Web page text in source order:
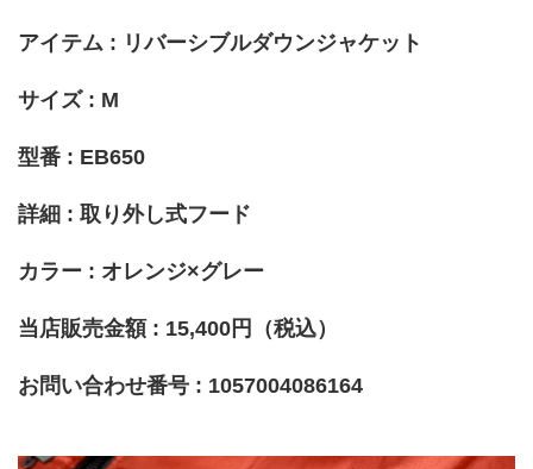
アイテム : リバーシブルダウンジャケット
サイズ : M
型番 : EB650
詳細 : 取り外し式フード
カラー : オレンジ×グレー
当店販売金額 : 15,400円（税込）
お問い合わせ番号 : 1057004086164